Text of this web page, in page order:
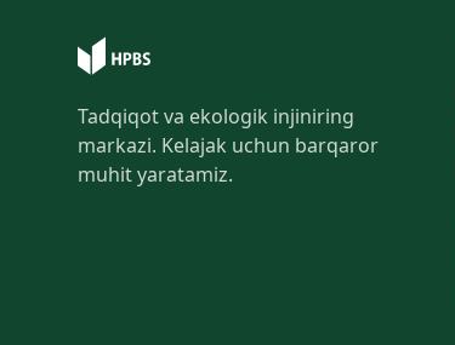
Tadqiqot va ekologik injiniring
markazi. Kelajak uchun barqaror
muhit yaratamiz.